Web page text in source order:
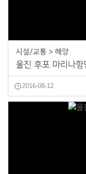
시설/교통 > 해양
울진 후포 마리나
2016-08-12